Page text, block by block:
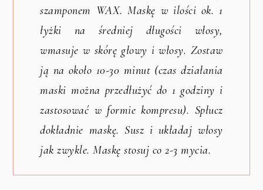
szamponem WAX. Maskę w ilości ok. 1
łyżki na średniej długości włosy,
wmasuje w skórę głowy i włosy. Zostaw
ją na około 10-30 minut (czas działania
maski można przedłużyć do 1 godziny i
zastosować w formie kompresu). Spłucz
dokładnie maskę. Susz i układaj włosy
jak zwykle. Maskę stosuj co 2-3 mycia.